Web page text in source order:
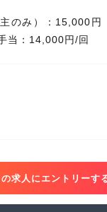
主のみ）：15,000
当：14,000円/回
の求人にエントリーす